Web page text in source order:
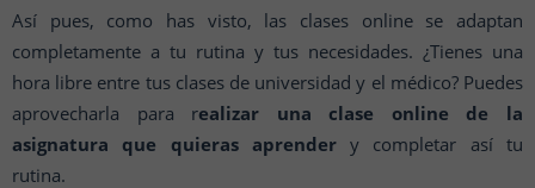
Así pues, como has visto, las clases online se adaptan
completamente a tu rutina y tus necesidades. ¿Tienes una
hora libre entre tus clases de universidad y el médico? Puedes
aprovecharla para realizar una clase online de la
asignatura que quieras aprendery completar así tu
rutina.